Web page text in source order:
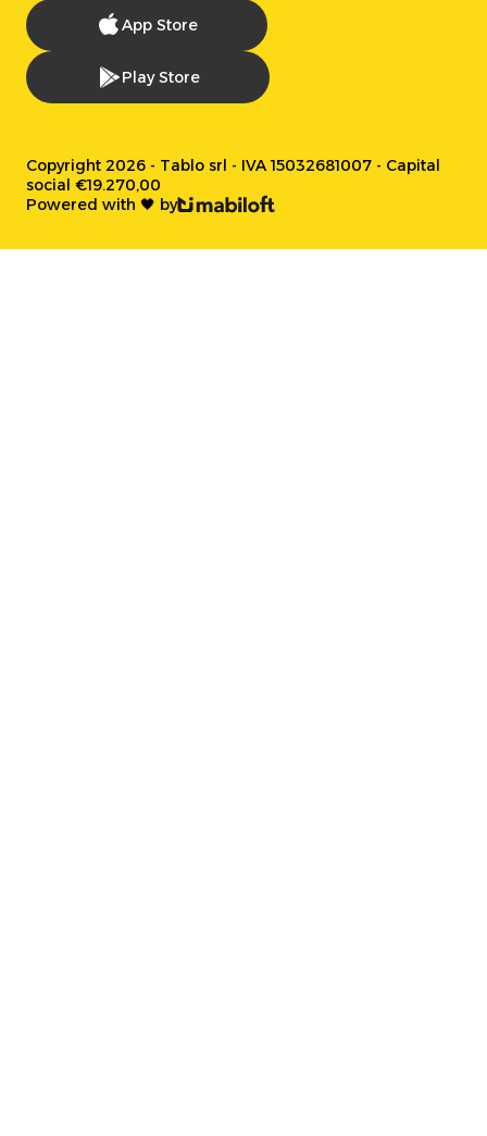
App Store
Play Store
Copyright 2026 - Tablo srl - IVA 15032681007 - Capital
social €19.270,00
Powered with 🖤 by